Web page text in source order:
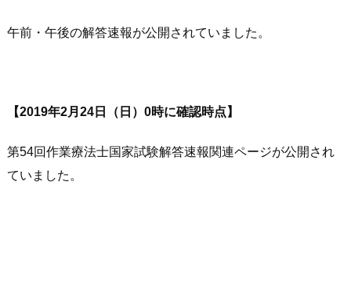
午前・午後の解答速報が公開されていました。
【2019年2月24日（日）0時に確認時点】
第54回作業療法士国家試験解答速報関連ページが公開され
ていました。